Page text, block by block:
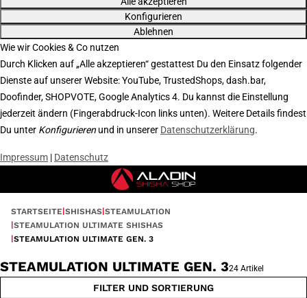
Konfigurieren
Ablehnen
Wie wir Cookies & Co nutzen
Durch Klicken auf „Alle akzeptieren“ gestattest Du den Einsatz folgender
Dienste auf unserer Website: YouTube, TrustedShops, dash.bar,
Doofinder, SHOPVOTE, Google Analytics 4. Du kannst die Einstellung
jederzeit ändern (Fingerabdruck-Icon links unten). Weitere Details findest
Du unter Konfigurieren und in unserer Datenschutzerklärung.
Impressum | Datenschutz
STARTSEITE SHISHAS STEAMULATION
STEAMULATION ULTIMATE SHISHAS
STEAMULATION ULTIMATE GEN. 3
STEAMULATION ULTIMATE GEN. 324 Artikel
FILTER UND SORTIERUNG